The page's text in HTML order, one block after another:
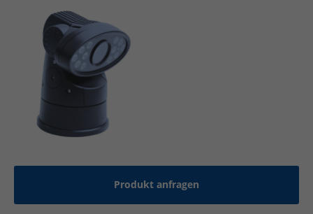
Produkt anfragen